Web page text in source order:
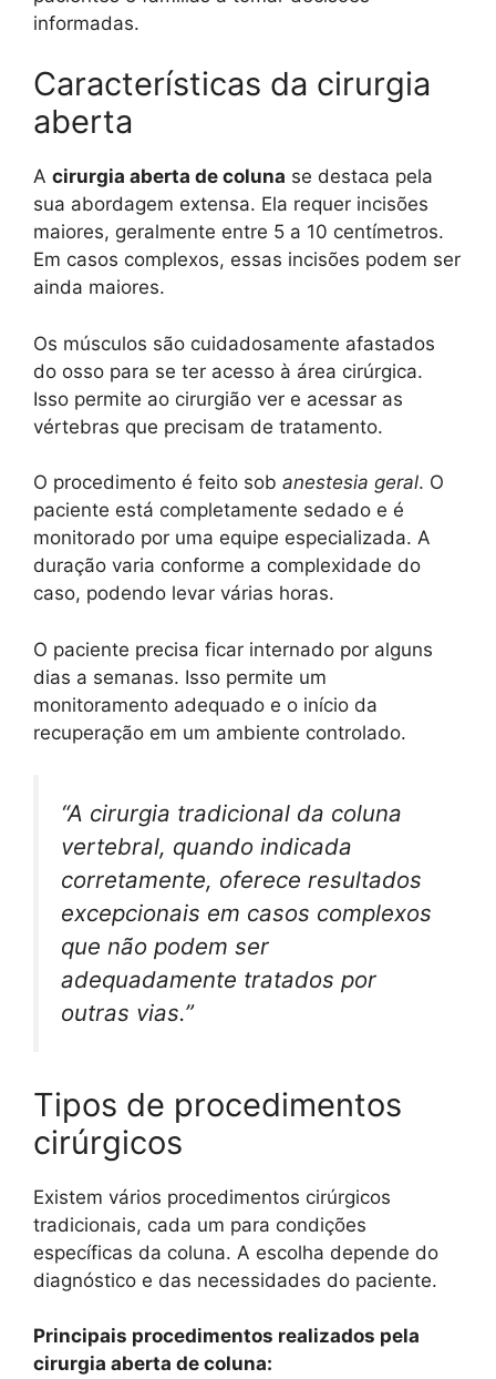
informadas.
Características da cirurgia
aberta
A cirurgia aberta de coluna se destaca pela
sua abordagem extensa. Ela requer incisões
maiores, geralmente entre 5 a 10 centímetros.
Em casos complexos, essas incisões podem ser
ainda maiores.
Os músculos são cuidadosamente afastados
do osso para se ter acesso à área cirúrgica.
Isso permite ao cirurgião ver e acessar as
vértebras que precisam de tratamento.
O procedimento é feito sob anestesia geral. O
paciente está completamente sedado e é
monitorado por uma equipe especializada. A
duração varia conforme a complexidade do
caso, podendo levar várias horas.
O paciente precisa ficar internado por alguns
dias a semanas. Isso permite um
monitoramento adequado e o início da
recuperação em um ambiente controlado.
“A cirurgia tradicional da coluna
vertebral, quando indicada
corretamente, oferece resultados
excepcionais em casos complexos
que não podem ser
adequadamente tratados por
outras vias.”
Tipos de procedimentos
cirúrgicos
Existem vários procedimentos cirúrgicos
tradicionais, cada um para condições
específicas da coluna. A escolha depende do
diagnóstico e das necessidades do paciente.
Principais procedimentos realizados pela
cirurgia aberta de coluna: